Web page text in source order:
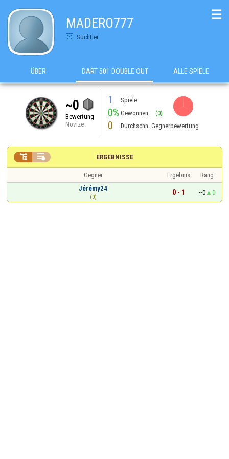
MADERO777
Süchtler
☰
ÜBER DART 501 DOUBLE OUT ALLE SPIELE
~0
Bewertung
Novize
1 Spiele
0% Gewonnen (0)
0 Durchschn. Gegnerbewertung
ERGEBNISSE
 
Gegner Ergebnis
Rang
Jérémy24
(0)
0 - 1 ~0 0